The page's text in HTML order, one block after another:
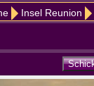
Insel Reunion